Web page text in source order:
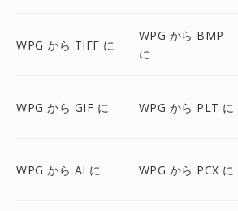
WPG から TIFF に
WPG から BMP
に
WPG から GIF に WPG から PLT に
WPG から AI に WPG から PCX に